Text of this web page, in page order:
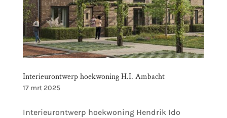
Interieurontwerp hoekwoning H.I. Ambacht
17 mrt 2025
Interieurontwerp hoekwoning Hendrik Ido